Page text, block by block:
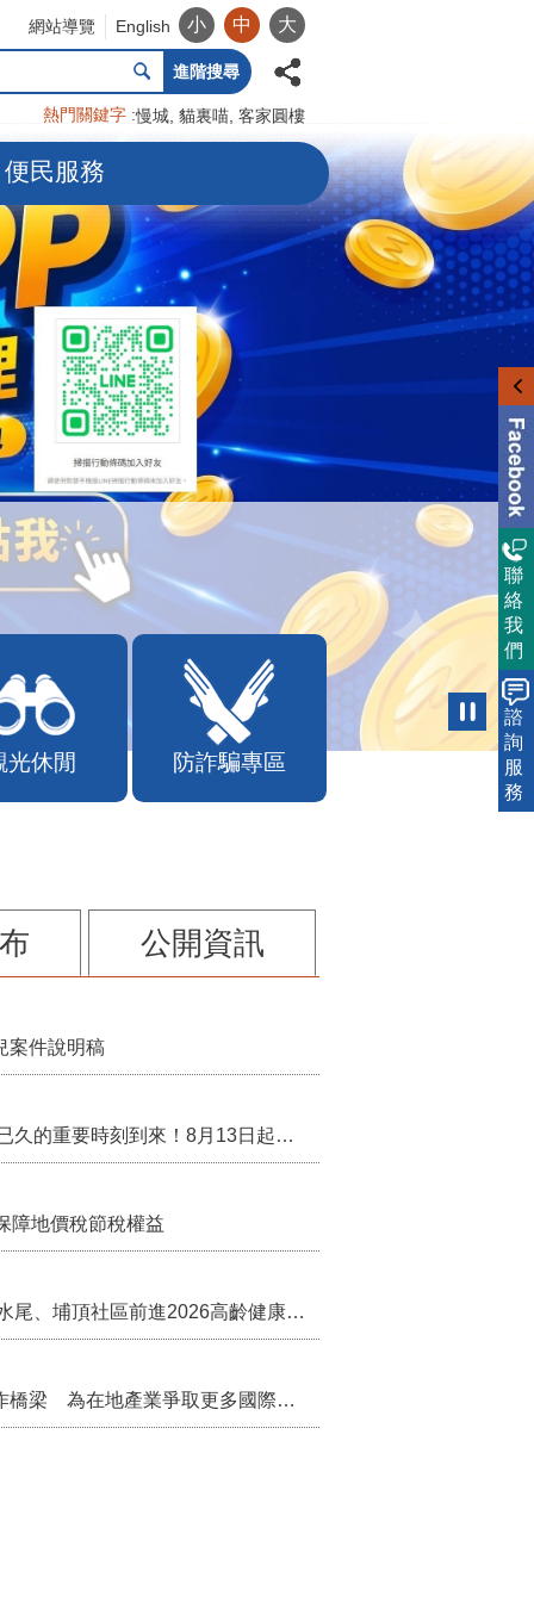
網站導覽 English 小 中 大
進階搜尋
熱門關鍵字 慢城 貓裏喵 客家圓樓
便民服務
光休閒 防詐騙專區
公開資訊
案件說明稿
行政院核定西拉雅族為平埔原住民族群 盼望已久的重要時刻到來！8月13日起受理民族成員名冊登記
障地價稅節稅權益
苗栗農村綠色照顧成果登上全國舞台！ 後龍水尾、埔頂社區前進2026高齡健康產業博覽會
把握國際交流契機 苗栗縣政府搭建海外合作橋梁 為在地產業爭取更多國際市場機會
聯
絡
我
們
諮
詢
服
務